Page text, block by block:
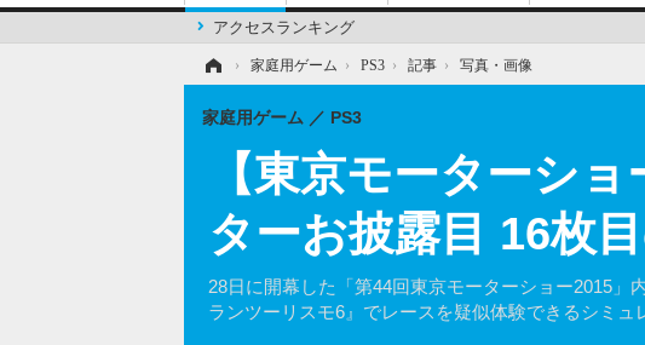
アクセスランキング
› 家庭用ゲーム › PS3 › 記事 › 写真・画像
【東京モーターシ
ターお披露目 16枚
28日に開幕した「第44回東京モーターショー2015
ランツーリスモ6』でレースを疑似体験できるシミュ
家庭用ゲーム PS3